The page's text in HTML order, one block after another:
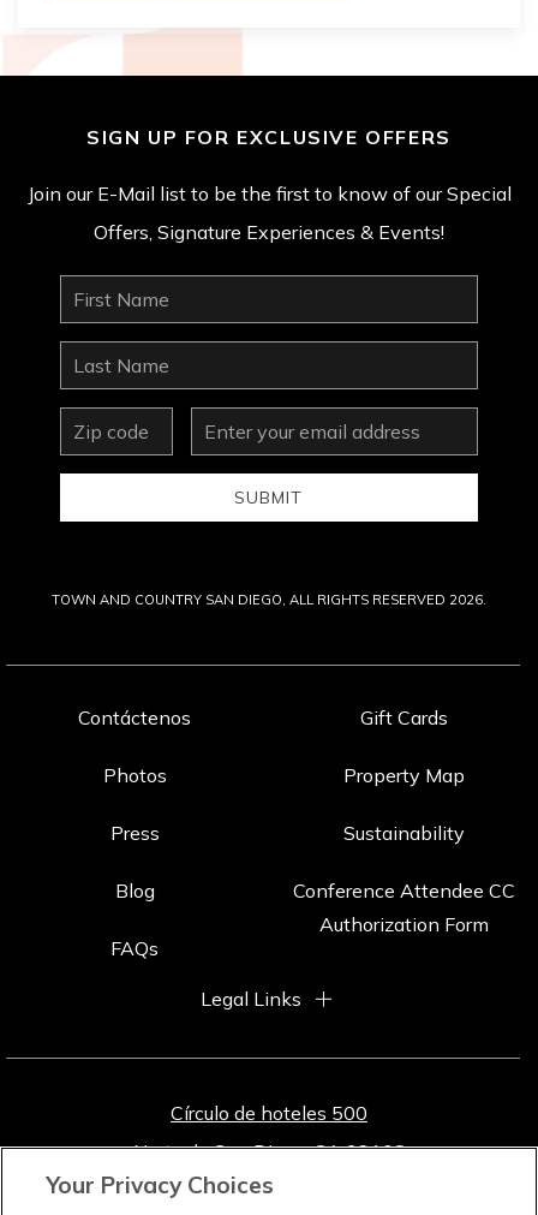
Círculo de hoteles 500
Norte de San Diego, CA 92108
Contáctenos
Photos
Press
Blog
FAQs
Gift Cards
Property Map
Sustainability
Conference Attendee CC
Authorization Form
Legal Links
SIGN UP FOR EXCLUSIVE OFFERS
Join our E-Mail list to be the first to know of our Special
Offers, Signature Experiences & Events!
First
Name
Last
Name
zip
Email
Address
SUBMIT
TOWN AND COUNTRY SAN DIEGO, ALL RIGHTS RESERVED 2026.
Your Privacy Choices